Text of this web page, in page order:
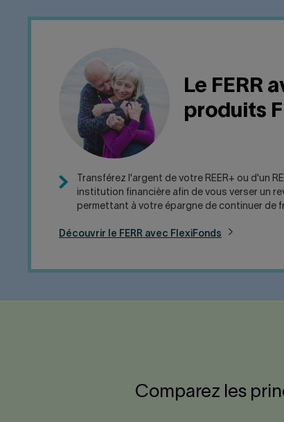
Le FERR
produits
Transférez l'argent de votre REER+ ou d'un
institution financière afin de vous verser un
permettant à votre épargne de continuer de
Découvrir le FERR avec FlexiFonds
Comparez les